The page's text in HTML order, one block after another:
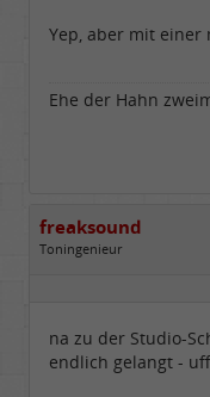
Yep, aber mit einer
Ehe der Hahn
freaksound
Toningenieur
Dabei seit:
05 / 2006
na zu der Studio-
endlich gelangt -